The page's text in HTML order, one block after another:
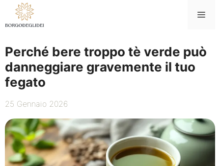
contenuto
Perché bere troppo tè verde può
danneggiare gravemente il tuo
fegato
25 Gennaio 2026